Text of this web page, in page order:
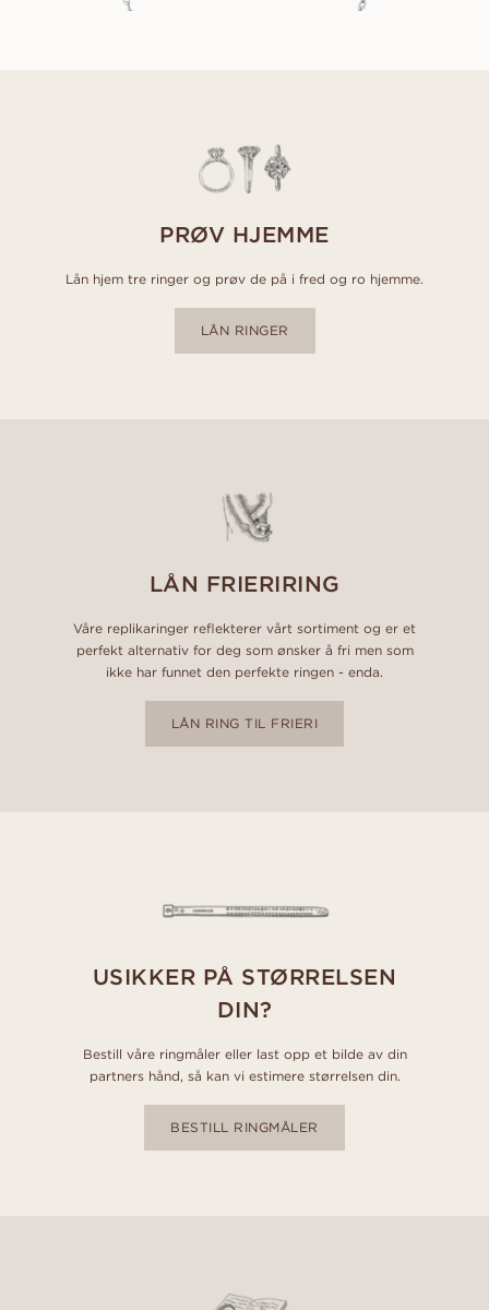
PRØV HJEMME
Lån hjem tre ringer og prøv de på i fred og ro hjemme.
LÅN RINGER
LÅN FRIERIRING
Våre replikaringer reflekterer vårt sortiment og er et
perfekt alternativ for deg som ønsker å fri men som
ikke har funnet den perfekte ringen - enda.
LÅN RING TIL FRIERI
USIKKER PÅ STØRRELSEN
DIN?
Bestill våre ringmåler eller last opp et bilde av din
partners hånd, så kan vi estimere størrelsen din.
BESTILL RINGMÅLER